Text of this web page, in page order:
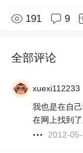
191 9
全部评论
xuexi112233
我也是在自
在网上找到了
2012-